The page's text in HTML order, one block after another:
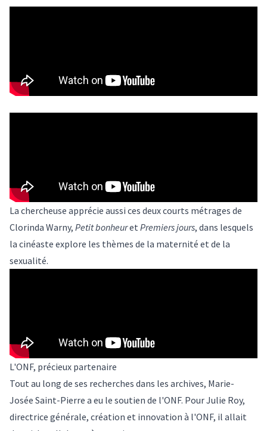
La chercheuse apprécie aussi ces deux courts métrages de
Clorinda Warny, Petit bonheuret Premiers jours, dans lesquels
la cinéaste explore les thèmes de la maternité et de la
sexualité.
L'ONF, précieux partenaire
Tout au long de ses recherches dans les archives, Marie-
Josée Saint-Pierre a eu le soutien de l'ONF. Pour Julie Roy,
directrice générale, création et innovation à l'ONF, il allait